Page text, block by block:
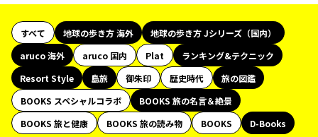
すべて 地球の歩き方 海外
地球の歩き方 Jシリーズ（国内）
aruco 海外
aruco 国内 Plat
ランキング&テクニック
Resort Style
島旅 御朱印 歴史時代
旅の図鑑
BOOKS スペシャルコラボ
BOOKS 旅の名言＆絶景
BOOKS 旅と健康
BOOKS 旅の読み物 BOOKS
D-Books